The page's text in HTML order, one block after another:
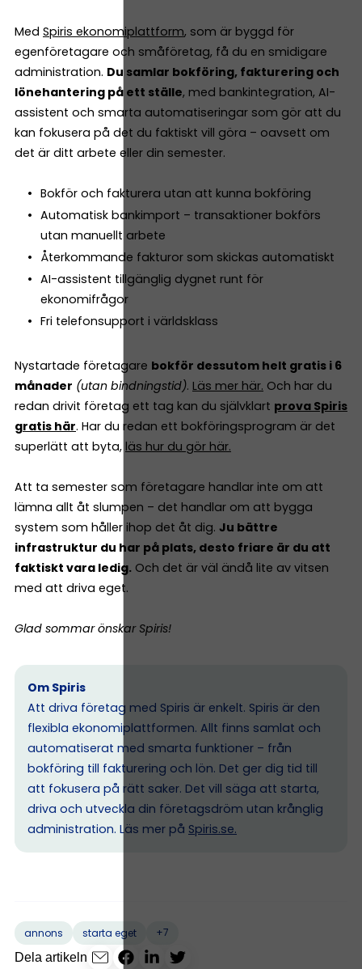
Med Spiris ekonomiplattform, som är byggd för
egenföretagare och småföretag, få du en smidigare
administration. Du samlar bokföring, fakturering och
lönehantering på ett ställe, med bankintegration, AI-
assistent och smarta automatiseringar som gör att du
kan fokusera på det du faktiskt vill göra – oavsett om
det är ditt arbete eller din semester.
Bokför och fakturera utan att kunna bokföring
Automatisk bankimport – transaktioner bokförs
utan manuellt arbete
Återkommande fakturor som skickas automatiskt
AI-assistent tillgänglig dygnet runt för
ekonomifrågor
Fri telefonsupport i världsklass
Nystartade företagare bokför dessutom helt gratis i 6
månader (utan bindningstid). Läs mer här. Och har du
redan drivit företag ett tag kan du självklart prova Spiris
gratis här. Har du redan ett bokföringsprogram är det
superlätt att byta, läs hur du gör här.
Att ta semester som företagare handlar inte om att
lämna allt åt slumpen – det handlar om att bygga
system som håller ihop det åt dig. Ju bättre
infrastruktur du har på plats, desto friare är du att
faktiskt vara ledig. Och det är väl ändå lite av vitsen
med att driva eget.
Glad sommar önskar Spiris!
Om Spiris
Att driva företag med Spiris är enkelt. Spiris är den
flexibla ekonomiplattformen. Allt finns samlat och
automatiserat med smarta funktioner – från
bokföring till fakturering och lön. Det ger dig tid till
att fokusera på rätt saker. Det vill säga att starta,
driva och utveckla din företagsdröm utan krånglig
administration. Läs mer på Spiris.se.
annons starta eget
+7
Dela artikeln